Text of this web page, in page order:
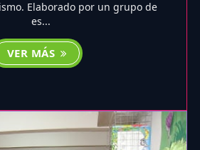
Elaborado por un grupo de
es...
VER MÁS